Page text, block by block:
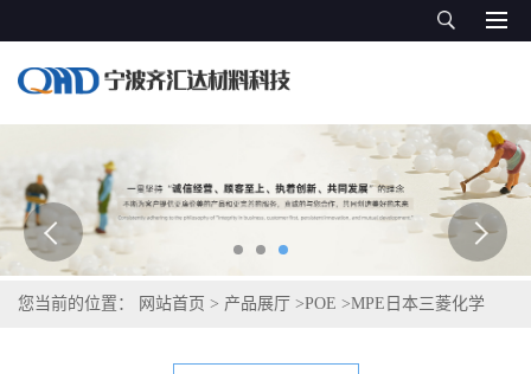
您当前的位置： 网站首页 > 产品展厅 >POE >MPE日本三菱化学